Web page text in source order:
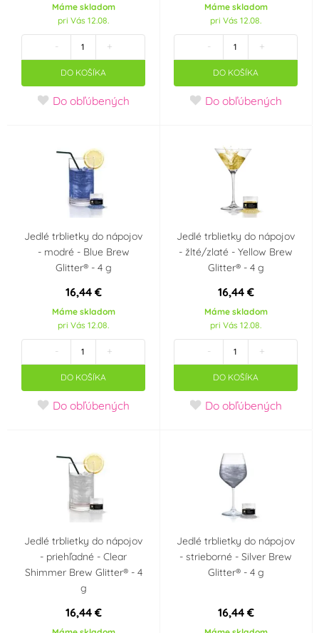
OFI Česko (0) ORION (0)
Ostatní (0) PCB Creation (0)
PME (0) Prospona (0)
Rose Decor (0) Saracino (0)
Sonneveld Holandsko Südzucker Franken
Sugarflair Colours SvětCukrářů.cz
topCake Unigra S.r.I. Italy
Vola Colori (0) Vortumnus (0)
Wilton (0) WoldoClean® (0)
Borůvka (0) (0)
Čokoláda (0) (0)
Malina (0) Mandle (0)
Máme skladom
pri Vás 12.08.
- +
DO KOŠÍKA
Do obľúbených
Máme skladom
pri Vás 12.08.
- +
DO KOŠÍKA
Do obľúbených
Jedlé trblietky do nápojov
- modré - Blue Brew
Glitter® - 4 g
16,44 €
Máme skladom
pri Vás 12.08.
- +
DO KOŠÍKA
Do obľúbených
Jedlé trblietky do nápojov
- žlté/zlaté - Yellow Brew
Glitter® - 4 g
16,44 €
Máme skladom
pri Vás 12.08.
- +
DO KOŠÍKA
Do obľúbených
Jedlé trblietky do nápojov
- priehľadné - Clear
Shimmer Brew Glitter® - 4
g
16,44 €
Jedlé trblietky do nápojov
- strieborné - Silver Brew
Glitter® - 4 g
16,44 €